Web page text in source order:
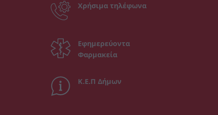
Χρήσιμα τηλέφωνα
Εφημερεύοντα
Φαρμακεία
Κ.Ε.Π Δήμων